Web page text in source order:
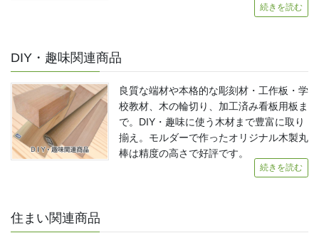
続きを読む
DIY・趣味関連商品
良質な端材や本格的な彫刻材・工作板・学
校教材、木の輪切り、加工済み看板用板ま
で。DIY・趣味に使う木材まで豊富に取り
揃え。モルダーで作ったオリジナル木製丸
棒は精度の高さで好評です。
続きを読む
住まい関連商品